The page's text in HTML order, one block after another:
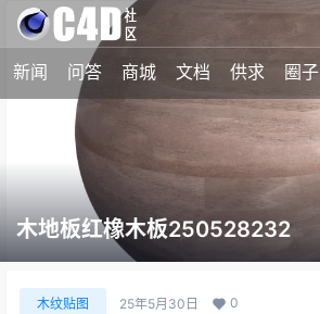
新闻 问答 商城 文档 供求 圈子
木地板红橡木板250528232
木纹贴图 25年5月30日 0